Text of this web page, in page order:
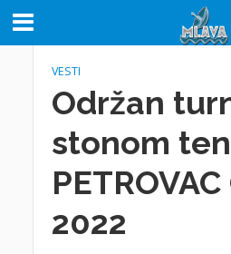
VESTI
Održan
stonom
2022